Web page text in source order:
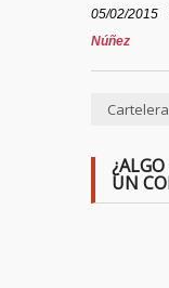
05/02/2015
Núñez
Cartelera
UN